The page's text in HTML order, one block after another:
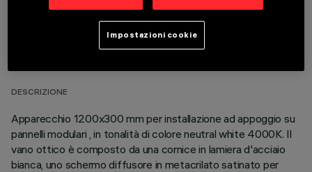
DATI TECNICI
DESCRIZIONE
Apparecchio 1200x300 mm per installazione ad appoggio su
pannelli modulari , in tonalità di colore neutral white 4000K. Il
vano ottico è composto da una cornice in lamiera d'acciaio
bianca, uno schermo diffusore in metacrilato satinato per
Impostazioni cookie